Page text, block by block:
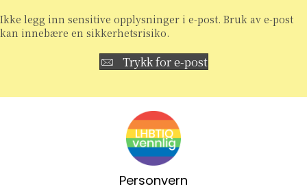
Ikke legg inn sensitive opplysninger i e-post. Bruk av e-post
kan innebære en sikkerhetsrisiko.
Trykk for e-post
Personvern